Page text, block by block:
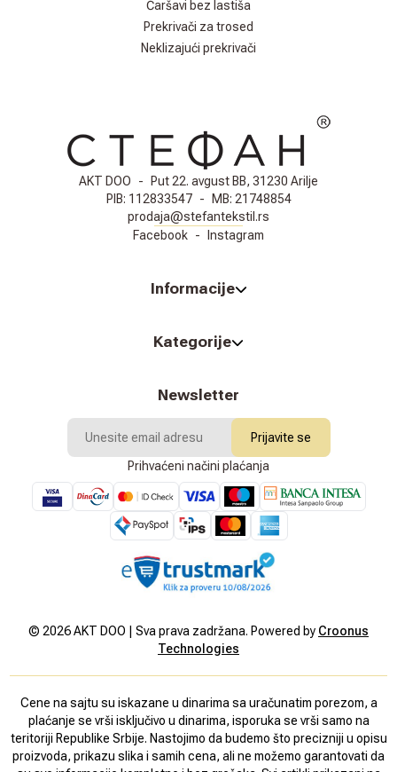
Čaršavi bez lastiša
Prekrivači za trosed
Neklizajući prekrivači
AKT DOO -
Put 22. avgust BB, 31230 Arilje
PIB: 112833547 - MB: 21748854
prodaja@stefantekstil.rs
Facebook - Instagram
Informacije
Kategorije
Newsletter
Prijavite se
Prihvaćeni načini plaćanja
© 2026AKT DOO | Sva prava zadržana. Powered by Croonus
Technologies
Cene na sajtu su iskazane u dinarima sa uračunatim porezom, a
plaćanje se vrši isključivo u dinarima, isporuka se vrši samo na
teritoriji Republike Srbije. Nastojimo da budemo što precizniji u opisu
proizvoda, prikazu slika i samih cena, ali ne možemo garantovati da